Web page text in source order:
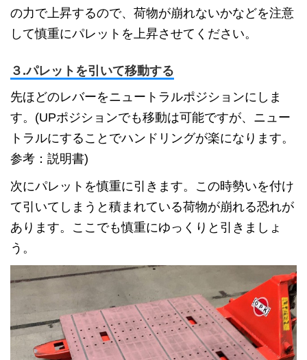
の力で上昇するので、荷物が崩れないかなどを注意
して慎重にパレットを上昇させてください。
３.パレットを引いて移動する
先ほどのレバーをニュートラルポジションにしま
す。(UPポジションでも移動は可能ですが、ニュー
トラルにすることでハンドリングが楽になります。
参考：説明書)
次にパレットを慎重に引きます。この時勢いを付け
て引いてしまうと積まれている荷物が崩れる恐れが
あります。ここでも慎重にゆっくりと引きましょ
う。